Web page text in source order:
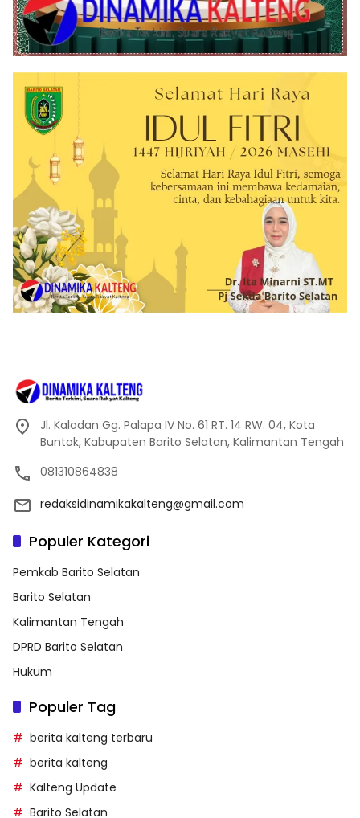
Jl. Kaladan Gg. Palapa IV No. 61 RT. 14 RW. 04, Kota
Buntok, Kabupaten Barito Selatan, Kalimantan Tengah
081310864838
redaksidinamikakalteng@gmail.com
Populer Kategori
Pemkab Barito Selatan
Barito Selatan
Kalimantan Tengah
DPRD Barito Selatan
Hukum
Populer Tag
berita kalteng terbaru
berita kalteng
Kalteng Update
Barito Selatan